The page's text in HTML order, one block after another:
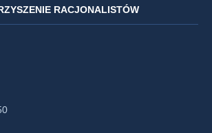
RACJONALISTÓW